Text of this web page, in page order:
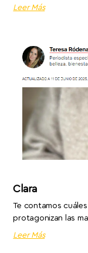
Leer Más
Clara
Te contamos
protagonizan las
Leer Más